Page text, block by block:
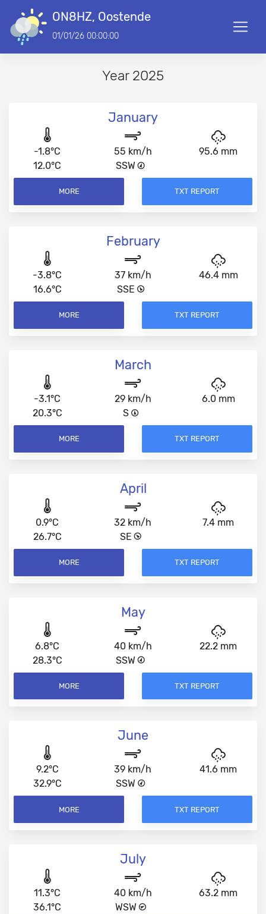
ON8HZ, Oostende
01/01/26 00:00:00
Year 2025
January
-1.8°C
12.0°C
55 km/h
SSW
95.6 mm
MORE TXT REPORT
February
-3.8°C
16.6°C
37 km/h
SSE
46.4 mm
MORE TXT REPORT
March
-3.1°C
20.3°C
29 km/h
S
6.0 mm
MORE TXT REPORT
April
0.9°C
26.7°C
32 km/h
SE
7.4 mm
MORE TXT REPORT
May
6.8°C
28.3°C
40 km/h
SSW
22.2 mm
MORE TXT REPORT
June
9.2°C
32.9°C
39 km/h
SSW
41.6 mm
MORE TXT REPORT
July
11.3°C
36.1°C
40 km/h
WSW
63.2 mm